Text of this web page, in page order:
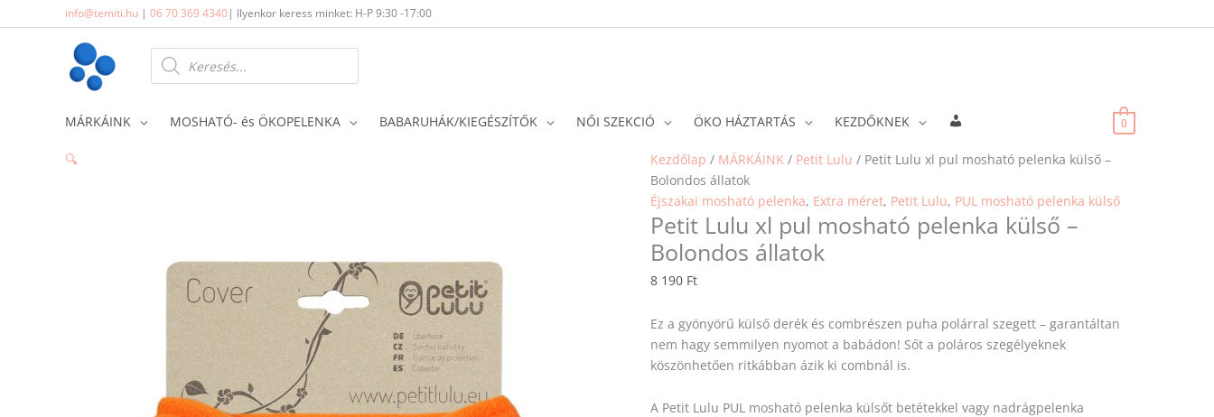
to
info@temiti.hu | 06 70 369 4340| Ilyenkor keress minket: H-P 9:30 -17:00
Products
search
MÁRKÁINK MOSHATÓ- és ÖKOPELENKA BABARUHÁK/KIEGÉSZÍTŐK NŐI SZEKCIÓ ÖKO HÁZTARTÁS KEZDŐKNEK 0
🔍 Kezdőlap / MÁRKÁINK / Petit Lulu / Petit Lulu xl pul mosható pelenka külső –
Bolondos állatok
Éjszakai mosható pelenka, Extra méret, Petit Lulu, PUL mosható pelenka külső
Petit Lulu xl pul mosható pelenka külső –
Bolondos állatok
8 190 Ft
Ez a gyönyörű külső derék és combrészen puha polárral szegett – garantáltan
nem hagy semmilyen nyomot a babádon! Sőt a poláros szegélyeknek
köszönhetően ritkábban ázik ki combnál is.
A Petit Lulu PUL mosható pelenka külsőt betétekkel vagy nadrágpelenka